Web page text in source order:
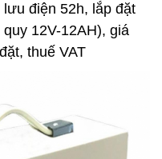
điện 52h, lắp đặt
12V-12AH), giá
thuế VAT